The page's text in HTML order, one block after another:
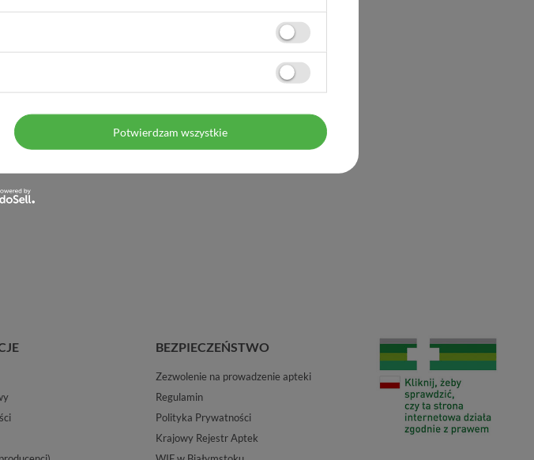
BEZPIECZEŃSTWO
Zezwolenie na prowadzenie apteki
Regulamin
Polityka Prywatności
Krajowy Rejestr Aptek
Potwierdzam wszystkie